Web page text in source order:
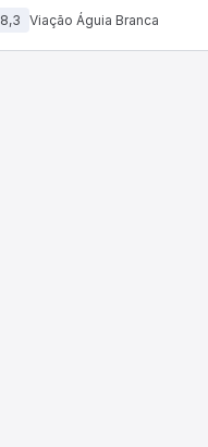
8,3 Viação Águia Branca